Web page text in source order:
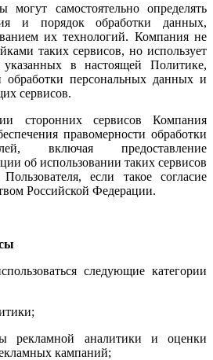
могут самостоятельно определять
и порядок обработки данных,
их технологий. Компания не
таких сервисов, но использует
в настоящей Политике,
персональных данных и
сервисов.
сторонних сервисов Компания
правомерности обработки
включая предоставление
об использовании таких сервисов
если такое согласие
Российской Федерации.
следующие категории
рекламной аналитики и оценки
кампаний;